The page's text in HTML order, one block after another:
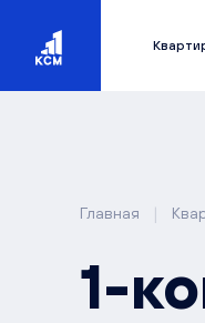
Главная |
1-